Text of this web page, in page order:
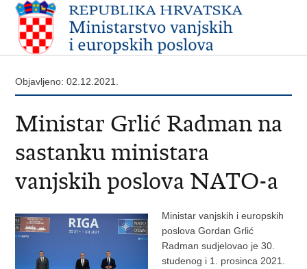
Objavljeno: 02.12.2021.
Ministar Grlić Radman na
sastanku ministara
vanjskih poslova NATO-a
Ministar vanjskih i europskih
poslova Gordan Grlić
Radman sudjelovao je 30.
studenog i 1. prosinca 2021.